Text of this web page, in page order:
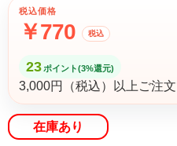
税込価格
￥770 税込
23 ポイント(3%還元)
3,000円（税込）以上ご注
在庫あり